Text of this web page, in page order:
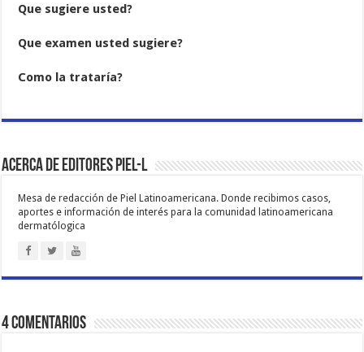
Que sugiere usted?
Que examen usted sugiere?
Como la trataría?
Acerca de Editores PIEL-L
Mesa de redacción de Piel Latinoamericana. Donde recibimos casos,
aportes e información de interés para la comunidad latinoamericana
dermatólogica
4 comentarios